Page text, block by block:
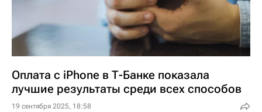
Оплата с iPhone в Т-Банке показала
лучшие результаты среди всех способов
19 сентября 2025, 18:58